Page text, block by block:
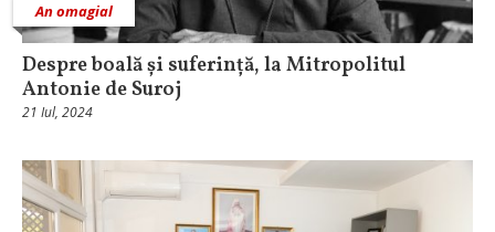
An omagial
Despre boală și suferință, la Mitropolitul
Antonie de Suroj
21 Iul, 2024